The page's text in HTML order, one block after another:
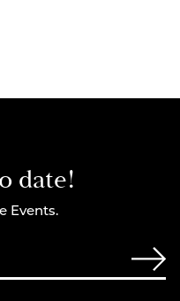
date!
Events.